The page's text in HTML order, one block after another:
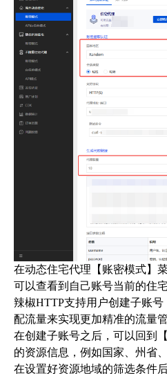
在动态住宅代理【账密模式】
可以查看到自己账号当前的住
辣椒HTTP支持用户创建子账
配流量来实现更加精准的流量
在创建子账号之后，可以回到
的资源信息，例如国家、州省
在设置好资源地域的筛选条件